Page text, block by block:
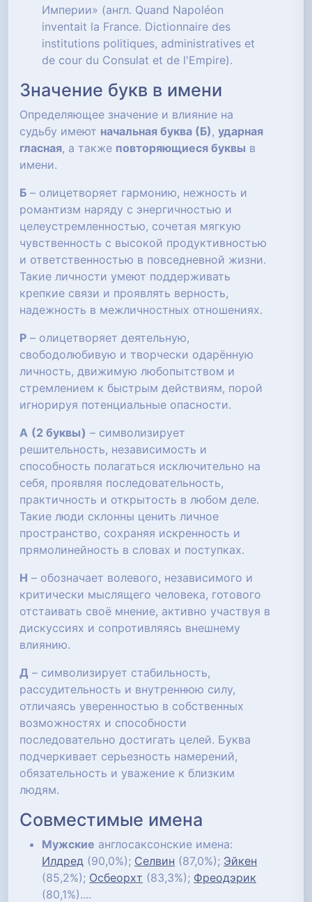
Империи» (англ. Quand Napoléon
inventait la France. Dictionnaire des
institutions politiques, administratives et
de cour du Consulat et de l'Empire).
Значение букв в имени
Определяющее значение и влияние на
судьбу имеют начальная буква (Б), ударная
гласная, а также повторяющиеся буквы в
имени.
Б – олицетворяет гармонию, нежность и
романтизм наряду с энергичностью и
целеустремленностью, сочетая мягкую
чувственность с высокой продуктивностью
и ответственностью в повседневной жизни.
Такие личности умеют поддерживать
крепкие связи и проявлять верность,
надежность в межличностных отношениях.
Р – олицетворяет деятельную,
свободолюбивую и творчески одарённую
личность, движимую любопытством и
стремлением к быстрым действиям, порой
игнорируя потенциальные опасности.
А (2 буквы) – символизирует
решительность, независимость и
способность полагаться исключительно на
себя, проявляя последовательность,
практичность и открытость в любом деле.
Такие люди склонны ценить личное
пространство, сохраняя искренность и
прямолинейность в словах и поступках.
Н – обозначает волевого, независимого и
критически мыслящего человека, готового
отстаивать своё мнение, активно участвуя в
дискуссиях и сопротивляясь внешнему
влиянию.
Д – символизирует стабильность,
рассудительность и внутреннюю силу,
отличаясь уверенностью в собственных
возможностях и способности
последовательно достигать целей. Буква
подчеркивает серьезность намерений,
обязательность и уважение к близким
людям.
Совместимые имена
Мужские англосаксонские имена:
Илдред (90,0%); Селвин (87,0%); Эйкен
(85,2%); Осбеорхт (83,3%); Фреодэрик
(80,1%)....